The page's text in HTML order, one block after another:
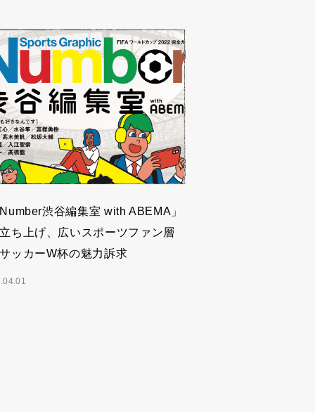
Number渋谷編集室 with ABEMA」
ち上げ、広いスポーツファン層
ッカーW杯の魅力訴求